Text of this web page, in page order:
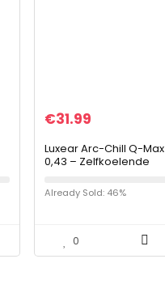
€31.99
Luxear Arc-Chill Q-Max
0,43 – Zelfkoelende
1 dubbelzijdig dun
zomerdeken, katoen,
Already Sold: 46%
0